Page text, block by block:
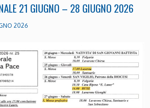
21 GIUGNO – 28 GIUGNO 2026
2026